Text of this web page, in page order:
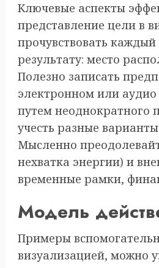
Ключевые аспекты
представление цели в
прочувствовать
результату: место
Полезно записать
электронном или
путем неоднократного
учесть разные
Мысленно
нехватка энергии) и
временные рамки,
Модель
Примеры
визуализацией, можно